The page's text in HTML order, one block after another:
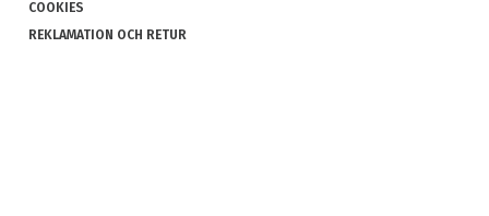
COOKIES
REKLAMATION OCH RETUR